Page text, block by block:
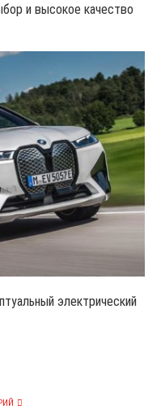
и высокое качество
электрический